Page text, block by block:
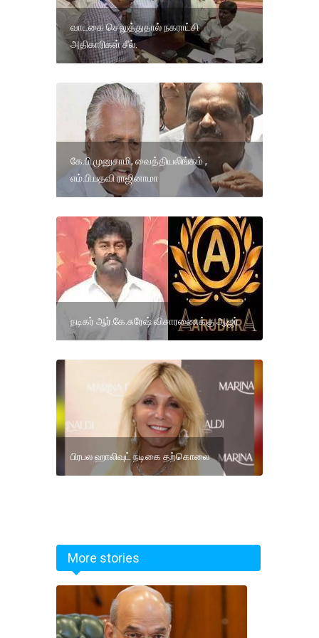
வாடகை செலுத்துதால் நகராட்சி
அதிகாரிகள் சீல்.
கே.பி.முனுசாமி, வைத்தியலிங்கம் ,
எம்.பி.பதவி ராஜினாமா
நடிகர் ஆர்.கே.சுரேஷ் விசாரணைக்கு ஆஜர்
பிரபல ஹாலிவுட் நடிகை தற்கொலை
More stories